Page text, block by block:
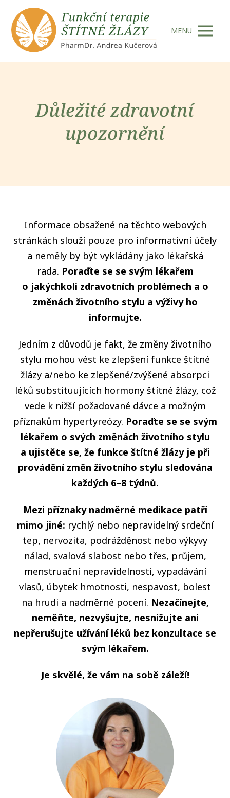
MENU
Důležité zdravotní
upozornění
Informace obsažené na těchto webových
stránkách slouží pouze pro informativní účely
a neměly by být vykládány jako lékařská
rada. Poraďte se se svým lékařem
o jakýchkoli zdravotních problémech a o
změnách životního stylu a výživy ho
informujte.
Jedním z důvodů je fakt, že změny životního
stylu mohou vést ke zlepšení funkce štítné
žlázy a/nebo ke zlepšené/zvýšené absorpci
léků substituujících hormony štítné žlázy, což
vede k nižší požadované dávce a možným
příznakům hypertyreózy. Poraďte se se svým
lékařem o svých změnách životního stylu
a ujistěte se, že funkce štítné žlázy je při
provádění změn životního stylu sledována
každých 6–8 týdnů.
Mezi příznaky nadměrné medikace patří
mimo jiné: rychlý nebo nepravidelný srdeční
tep, nervozita, podrážděnost nebo výkyvy
nálad, svalová slabost nebo třes, průjem,
menstruační nepravidelnosti, vypadávání
vlasů, úbytek hmotnosti, nespavost, bolest
na hrudi a nadměrné pocení. Nezačínejte,
neměňte, nezvyšujte, nesnižujte ani
nepřerušujte užívání léků bez konzultace se
svým lékařem.
Je skvělé, že vám na sobě záleží!